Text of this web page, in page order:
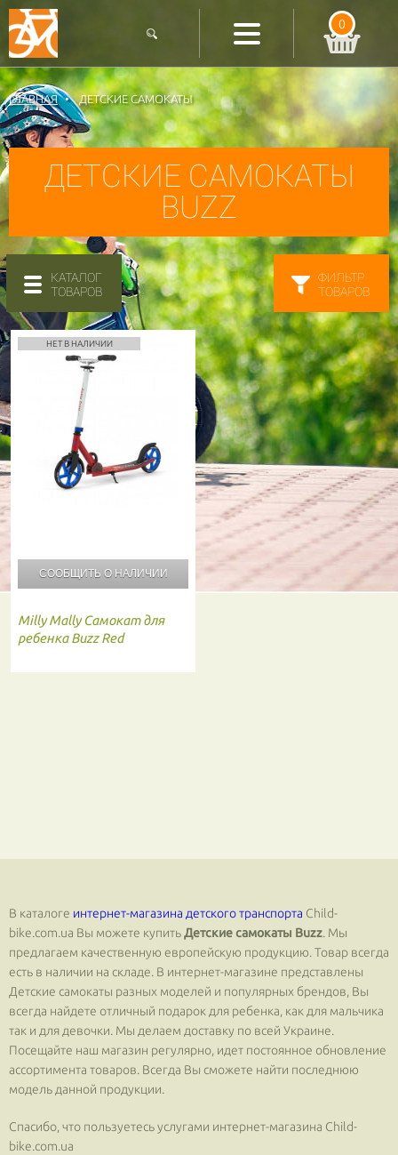
0
ГЛАВНАЯ ДЕТСКИЕ САМОКАТЫ
ДЕТСКИЕ САМОКАТЫ
BUZZ
КАТАЛОГ
ТОВАРОВ
ФИЛЬТР
ТОВАРОВ
НЕТ В НАЛИЧИИ
СООБЩИТЬ О НАЛИЧИИ
Milly Mally Самокат для
ребенка Buzz Red
В каталоге интернет-магазина детского транспорта Сhild-
bike.com.ua Вы можете купитьДетские самокаты Buzz. Мы
предлагаем качественную европейскую продукцию. Товар всегда
есть в наличии на складе. В интернет-магазине представлены
Детские самокаты разных моделей и популярных брендов, Вы
всегда найдете отличный подарок для ребенка, как для мальчика
так и для девочки. Мы делаем доставку по всей Украине.
Посещайте наш магазин регулярно, идет постоянное обновление
ассортимента товаров. Всегда Вы сможете найти последнюю
модель данной продукции.
Спасибо, что пользуетесь услугами интернет-магазина Сhild-
bike.com.ua